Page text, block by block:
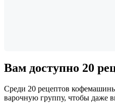
Вам доступно 20
Среди 20 рецептов
варочную группу, чтобы даже